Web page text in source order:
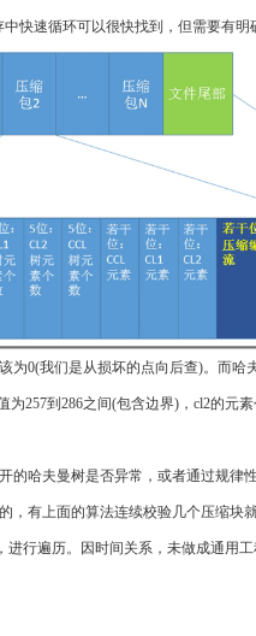
快速循环可以很快找到，但需要有明
为0(我们是从损坏的点向后查)。而哈
为257到286之间(包含边界)，cl2的元
的哈夫曼树是否异常，或者通过规律
，有上面的算法连续校验几个压缩块就
进行遍历。因时间关系，未做成通用